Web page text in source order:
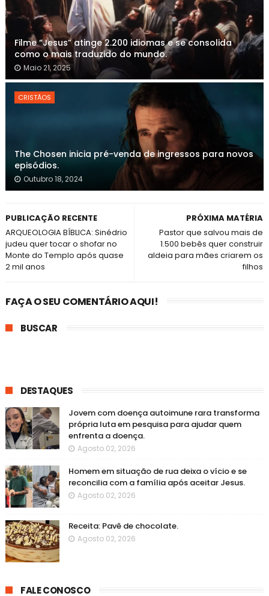
Filme “Jesus” atinge 2.200 idiomas e se consolida
como o mais traduzido do mundo.
Maio 21, 2025
CRISTÃOS
The Chosen inicia pré-venda de ingressos para novos
episódios.
Outubro 18, 2024
PRÓXIMA MATÉRIA
Pastor que salvou mais de
1.500 bebês quer construir
aldeia para mães criarem os
filhos
PUBLICAÇÃO RECENTE
ARQUEOLOGIA BÍBLICA: Sinédrio
judeu quer tocar o shofar no
Monte do Templo após quase
2 mil anos
FAÇA O SEU COMENTÁRIO AQUI!
BUSCAR
DESTAQUES
Jovem com doença autoimune rara transforma
própria luta em pesquisa para ajudar quem
enfrenta a doença.
Agosto 02, 2026
Homem em situação de rua deixa o vício e se
reconcilia com a família após aceitar Jesus.
Agosto 02, 2026
Receita: Pavê de chocolate.
Agosto 02, 2026
FALE CONOSCO